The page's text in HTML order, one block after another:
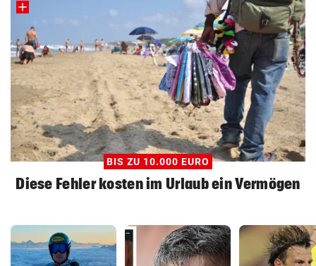
BIS ZU 10.000 EURO
Diese Fehler kosten im Urlaub ein Vermögen